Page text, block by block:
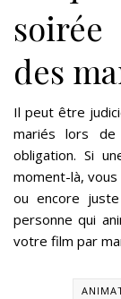
des
Il peut être
mariés lors de
obligation. Si
moment-là,
ou encore
personne qui
votre film par